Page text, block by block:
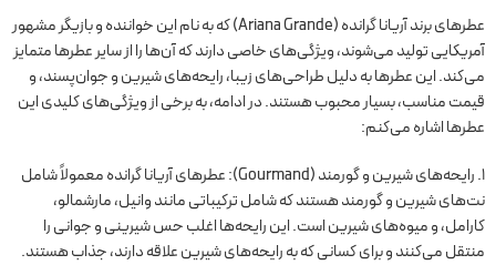
عطرهای برند آریانا گرانده (Ariana Grande) که به نام این خواننده و بازیگر مشهور
آمریکایی تولید می‌شوند، ویژگی‌های خاصی دارند که آن‌ها را از سایر عطرها متمایز
می‌کند. این عطرها به دلیل طراحی‌های زیبا، رایحه‌های شیرین و جوان‌پسند، و
قیمت مناسب، بسیار محبوب هستند. در ادامه، به برخی از ویژگی‌های کلیدی این
عطرها اشاره می‌کنم:
1. رایحه‌های شیرین و گورمند (Gourmand): عطرهای آریانا گرانده معمولاً شامل
نت‌های شیرین و گورمند هستند که شامل ترکیباتی مانند وانیل، مارشمالو،
کارامل، و میوه‌های شیرین است. این رایحه‌ها اغلب حس شیرینی و جوانی را
منتقل می‌کنند و برای کسانی که به رایحه‌های شیرین علاقه دارند، جذاب هستند.